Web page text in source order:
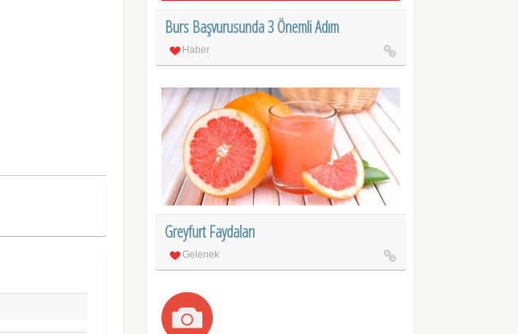
Burs Başvurusunda 3 Önemli Adım
Haber
Greyfurt Faydaları
Gelenek